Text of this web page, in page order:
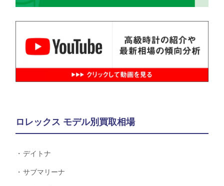
ロレックス モデル別買取相場
デイトナ
サブマリーナ